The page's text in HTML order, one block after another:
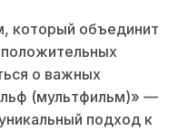
который объединит
о важных
(мультфильм)» —
подход к